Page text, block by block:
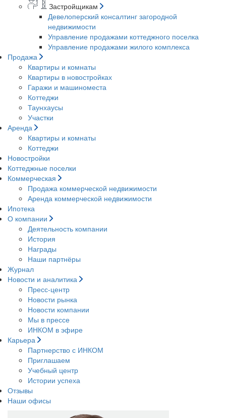
Застройщикам
Девелоперский консалтинг загородной
недвижимости
Управление продажами коттеджного поселка
Управление продажами жилого комплекса
Продажа
Квартиры и комнаты
Квартиры в новостройках
Гаражи и машиноместа
Коттеджи
Таунхаусы
Участки
Аренда
Квартиры и комнаты
Коттеджи
Новостройки
Коттеджные поселки
Коммерческая
Продажа коммерческой недвижимости
Аренда коммерческой недвижимости
Ипотека
О компании
Деятельность компании
История
Награды
Наши партнёры
Журнал
Новости и аналитика
Пресс-центр
Новости рынка
Новости компании
Мы в прессе
ИНКОМ в эфире
Карьера
Партнерство с ИНКОМ
Приглашаем
Учебный центр
Истории успеха
Отзывы
Наши офисы